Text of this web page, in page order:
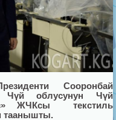
Сооронбай
Чүй облусунун Чүй
ЖЧКсы текстиль
таанышты.